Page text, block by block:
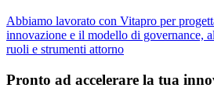
Abbiamo lavorato con Vitapro per
innovazione e il modello di governance,
ruoli e strumenti attorno
Pronto ad accelerare la tua